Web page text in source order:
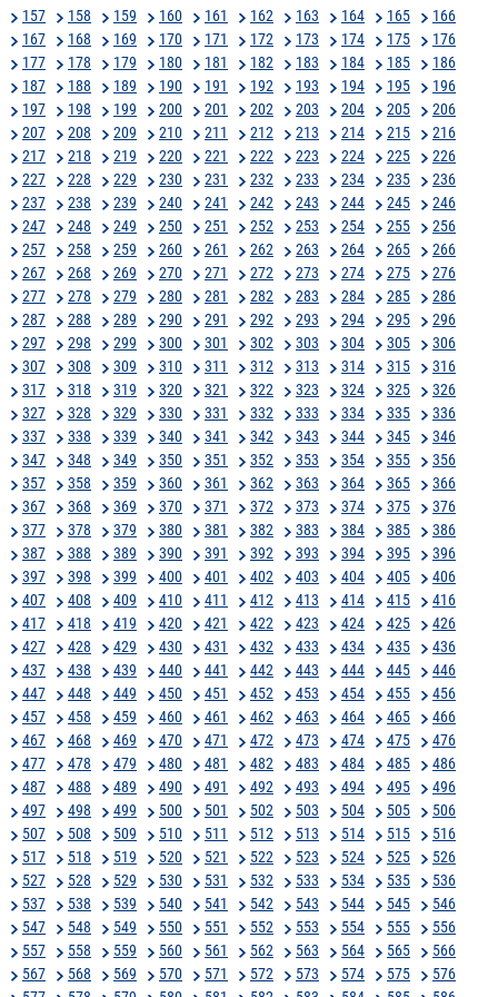
157
158 159 160 161 162 163 164 165
166
167
168 169 170 171 172 173 174 175
176
177
178 179 180 181 182 183 184 185
186
187
188 189 190 191 192 193 194 195
196
197
198 199 200 201 202 203 204 205
206
207
208 209 210 211 212 213 214 215
216
217
218 219 220 221 222 223 224 225
226
227
228 229 230 231 232 233 234 235
236
237
238 239 240 241 242 243 244 245
246
247
248 249 250 251 252 253 254 255
256
257
258 259 260 261 262 263 264 265
266
267
268 269 270 271 272 273 274 275
276
277
278 279 280 281 282 283 284 285
286
287
288 289 290 291 292 293 294 295
296
297
298 299 300 301 302 303 304 305
306
307
308 309 310 311 312 313 314 315
316
317
318 319 320 321 322 323 324 325
326
327
328 329 330 331 332 333 334 335
336
337
338 339 340 341 342 343 344 345
346
347
348 349 350 351 352 353 354 355
356
357
358 359 360 361 362 363 364 365
366
367
368 369 370 371 372 373 374 375
376
377
378 379 380 381 382 383 384 385
386
387
388 389 390 391 392 393 394 395
396
397
398 399 400 401 402 403 404 405
406
407
408 409 410 411 412 413 414 415
416
417
418 419 420 421 422 423 424 425
426
427
428 429 430 431 432 433 434 435
436
437
438 439 440 441 442 443 444 445
446
447
448 449 450 451 452 453 454 455
456
457
458 459 460 461 462 463 464 465
466
467
468 469 470 471 472 473 474 475
476
477
478 479 480 481 482 483 484 485
486
487
488 489 490 491 492 493 494 495
496
497
498 499 500 501 502 503 504 505
506
507
508 509 510 511 512 513 514 515
516
517
518 519 520 521 522 523 524 525
526
527
528 529 530 531 532 533 534 535
536
537
538 539 540 541 542 543 544 545
546
547
548 549 550 551 552 553 554 555
556
557
558 559 560 561 562 563 564 565
566
567
568 569 570 571 572 573 574 575
576